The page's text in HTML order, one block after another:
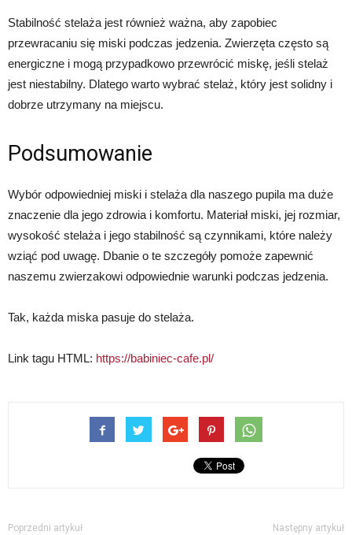
Stabilność stelaża jest również ważna, aby zapobiec
przewracaniu się miski podczas jedzenia. Zwierzęta często są
energiczne i mogą przypadkowo przewrócić miskę, jeśli stelaż
jest niestabilny. Dlatego warto wybrać stelaż, który jest solidny i
dobrze utrzymany na miejscu.
Podsumowanie
Wybór odpowiedniej miski i stelaża dla naszego pupila ma duże
znaczenie dla jego zdrowia i komfortu. Materiał miski, jej rozmiar,
wysokość stelaża i jego stabilność są czynnikami, które należy
wziąć pod uwagę. Dbanie o te szczegóły pomoże zapewnić
naszemu zwierzakowi odpowiednie warunki podczas jedzenia.
Tak, każda miska pasuje do stelaża.
Link tagu HTML: https://babiniec-cafe.pl/
Poprzedni artykuł Następny artykuł